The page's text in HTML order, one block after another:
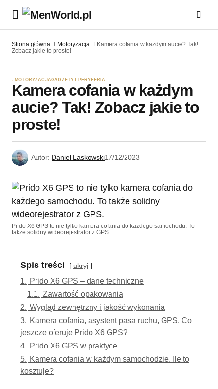
Strona główna Motoryzacja
Kamera cofania w każdym aucie? Tak!
Zobacz jakie to proste!
MOTORYZACJAGADŻETY I PERYFERIA
Kamera cofania w każdym
aucie? Tak! Zobacz jakie to
proste!
Autor: Daniel Laskowski17/12/2023
Prido X6 GPS to nie tylko kamera cofania do każdego samochodu. To
także solidny wideorejestrator z GPS.
Spis treści ukryj
1. Prido X6 GPS – dane techniczne
1.1. Zawartość opakowania
2. Wygląd zewnętrzny i jakość wykonania
3. Kamera cofania, asystent pasa ruchu, GPS. Co
jeszcze oferuje Prido X6 GPS?
4. Prido X6 GPS w praktyce
5. Kamera cofania w każdym samochodzie. Ile to
kosztuje?